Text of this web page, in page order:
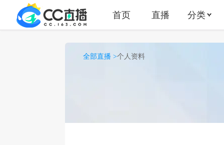
首页 直播 分类
全部直播 >个人资料